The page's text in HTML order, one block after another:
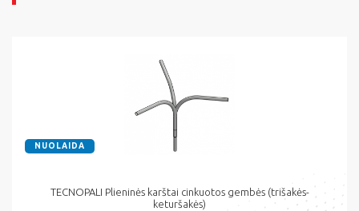
NUOLAIDA
TECNOPALI Plieninės karštai cinkuotos gembės (trišakės-
keturšakės)